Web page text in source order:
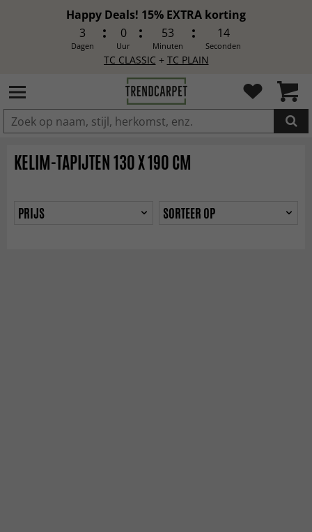
Happy Deals! 15% EXTRA korting
3
Dagen
0
Uur
53
Minuten
14
Seconden
TC CLASSIC + TC PLAIN
IN DE WINKELWAGEN GELEGD
KELIM-TAPIJTEN 130 X 190 CM
PRIJS SORTEER OP